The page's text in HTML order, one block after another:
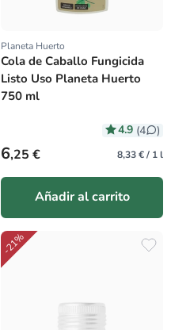
Proveedor:
Planeta Huerto
Cola de Caballo Fungicida
Listo Uso Planeta Huerto
750 ml
4.9 (4 )
Precio habitual
6,25 € 8,33 € / 1 l
Añadir al carrito
-21%